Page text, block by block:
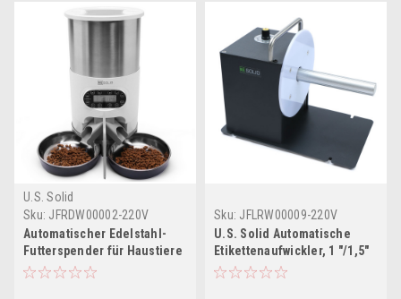
U.S. Solid
Sku: JFRDW00002-220V
Automatischer Edelstahl-
Futterspender für Haustiere
für Katzen und Hunde Zwei-
Sku: JFLRW00009-220V
U.S. Solid Automatische
Etikettenaufwickler, 1 "/1,5"
Kernhalterung, USB-